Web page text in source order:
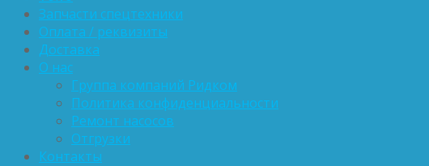
Запчасти спецтехники
Оплата / реквизиты
Доставка
О нас
Группа компаний Ридком
Политика конфиденциальности
Ремонт насосов
Отгрузки
Контакты